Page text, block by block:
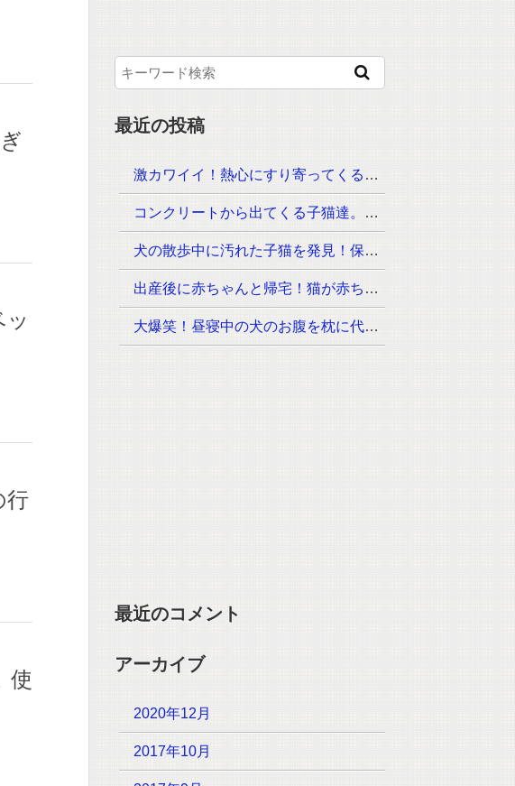
行
使
最近の投稿
激カワイイ！熱心にすり寄ってくる子猫、可愛い声で話してきたぁ
コンクリートから出てくる子猫達。ご飯の時間に呼ぶと可愛い姿がどんどん現れた
犬の散歩中に汚れた子猫を発見！保護先で幸な姿に安心
出産後に赤ちゃんと帰宅！猫が赤ちゃんに見せた初めての反応は？
大爆笑！昼寝中の犬のお腹を枕に代用した猫に犬が気づくと…
最近のコメント
アーカイブ
2020年12月
2017年10月